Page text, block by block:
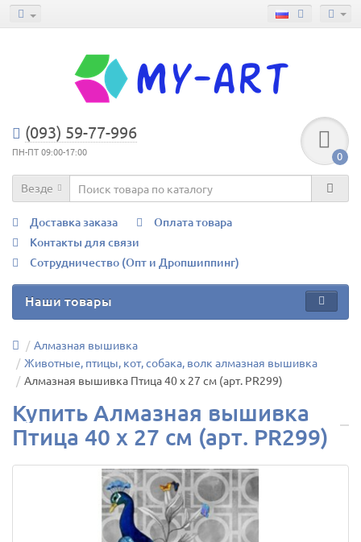
(093) 59-77-996
ПН-ПТ 09:00-17:00 0
Везде
Доставка заказа
Оплата товара
Контакты для связи
Сотрудничество (Опт и Дропшиппинг)
Наши товары
Алмазная вышивка
Животные, птицы, кот, собака, волк алмазная вышивка
Алмазная вышивка Птица 40 х 27 см (арт. PR299)
Купить Алмазная вышивка
Птица 40 х 27 см (арт. PR299)